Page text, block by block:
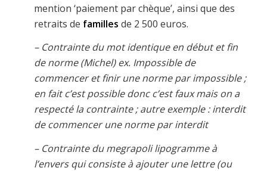
mention ‘paiement par chèque’, ainsi que des
retraits de familles de 2 500 euros.
– Contrainte du mot identique en début et fin
de norme (Michel) ex. Impossible de
commencer et finir une norme par impossible ;
en fait c’est possible donc c’est faux mais on a
respecté la contrainte ; autre exemple : interdit
de commencer une norme par interdit
– Contrainte du megrapoli lipogramme à
l’envers qui consiste à ajouter une lettre (ou